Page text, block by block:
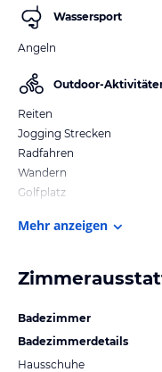
Wassersport
Angeln
Outdoor-
Reiten
Jogging Strecken
Radfahren
Wandern
Golfplatz
Mehr anzeigen
Badezimmer
Badezimmerdetails
Hausschuhe